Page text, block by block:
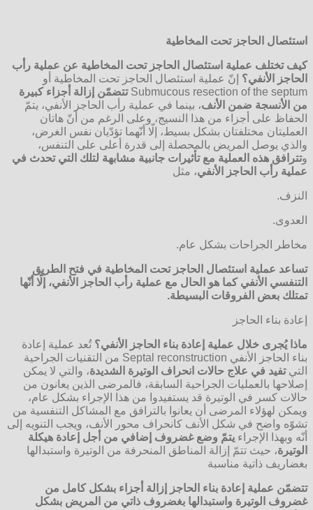
استئصال الحاجز تحت المخاطية
كيف تختلف عملية استئصال الحاجز تحت المخاطية عن عملية رأب
الحاجز الأنفي؟ إنّ عملية استئصال الحاجز تحت المخاطية أو
Submucous resection of the septum تتضمّن إزالة أجزاء كبيرة
من الأنسجة ضمن الأنف، بينما في عملية رأب الحاجز الأنفي، يتمّ
الحفاظ على أجزاء من هذا النسيج، وعلى الرغم من أنّ هاتان
العمليتان مختلفتان بشكل بسيط، إلّا أنّهما تؤدّيان نفس الغرض،
والذي يوصل المريض بالمحصلة إلى قدرة أعلى على التنفس،
وتترافق هذه العملية مع تأثيرات جانبية مشابهة لتلك التي تحدث في
عملية رأب الحاجز الأنفي، مثل
النزف.
العدوى.
مخاطر الجراحات بشكل عام.
تساعد عملية استئصال الحاجز تحت المخاطية في فتح الطريق
التنفسي الأنفي كما هو الحال مع عملية رأب الحاجز الأنفي، إلّا أنّها
تمتلك بعض الفروقات البسيطة.
إعادة بناء الحاجز
ماذا يُجرى خلال عملية إعادة بناء الحاجز الأنفي؟ تُعد عملية إعادة
بناء الحاجز الأنفي Septal reconstruction من التقنيات الجراحية
التيتفيد في علاج حالات انحراف الوتيرة الشديدة، والتي لا يمكن
إصلاحها بالعمليات الجراحية السابقة، فالمرضى الذين يعانون من
حالات كسر في الوتيرة قد يستفيدوا من هذا الإجراء بشكل عام،
ويمكن لهؤلاء المرضى أن يعانوا بالترافق مع المشاكل التنفسية من
تشوّه واضح في شكل الأنف كانحراف محور الأنف، ويجب التنويه إلى
أنّه وبهذا الإجراء يتمّ وضع غضروف إضافي من أجل إعادة هيكلة
الوتيرة، حيث تتمّ إزالة المناطق المنحرفة من الوتيرة واستبدالها
بغضاريف ذاتية مناسبة
تتضمّن عملية إعادة بناء الحاجز إزالة أجزاء بشكل كامل من
غضروف الوتيرة واستبدالها بغضروف ذاتي من المريض بشكل